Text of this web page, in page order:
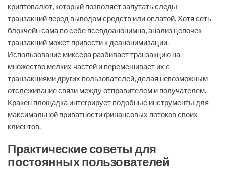
криптовалют, который позволяет запутать следы
транзакций перед выводом средств или оплатой. Хотя сеть
блокчейн сама по себе псевдоанонимна, анализ цепочек
транзакций может привести к деанонимизации.
Использование миксера разбивает транзакцию на
множество мелких частей и перемешивает их с
транзакциями других пользователей, делая невозможным
отслеживание связи между отправителем и получателем.
Кракен площадка интегрирует подобные инструменты для
максимальной приватности финансовых потоков своих
клиентов.
Практические советы для
постоянных пользователей